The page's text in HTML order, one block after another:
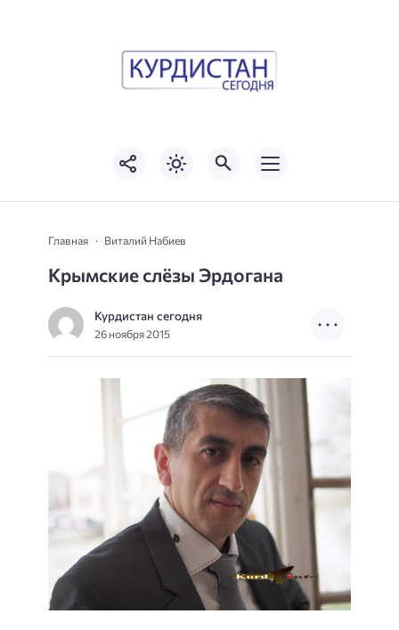
Главная Виталий Набиев
Крымские слёзы Эрдогана
Курдистан сегодня
26 ноября 2015